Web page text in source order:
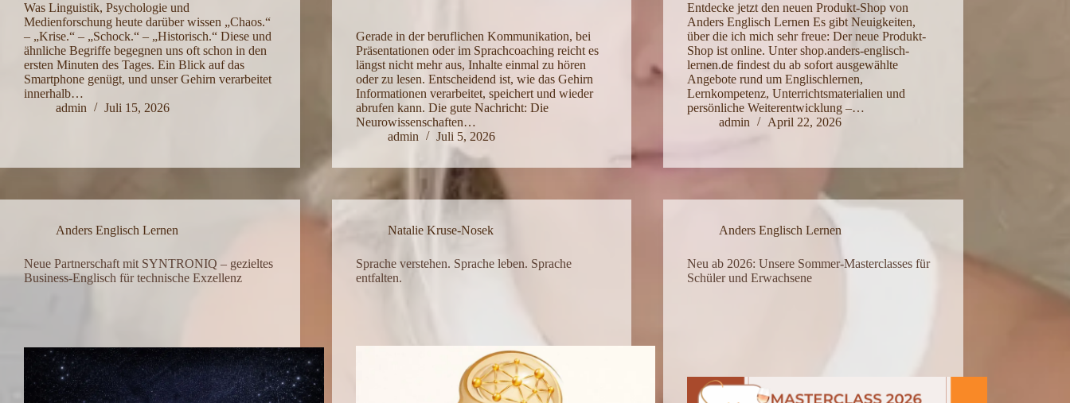
Was Linguistik, Psychologie und
Medienforschung heute darüber wissen „Chaos.“
– „Krise.“ – „Schock.“ – „Historisch.“ Diese und
ähnliche Begriffe begegnen uns oft schon in den
ersten Minuten des Tages. Ein Blick auf das
Smartphone genügt, und unser Gehirn verarbeitet
innerhalb…
admin
Juli 15, 2026
Gerade in der beruflichen Kommunikation, bei
Präsentationen oder im Sprachcoaching reicht es
längst nicht mehr aus, Inhalte einmal zu hören
oder zu lesen. Entscheidend ist, wie das Gehirn
Informationen verarbeitet, speichert und wieder
abrufen kann. Die gute Nachricht: Die
Neurowissenschaften…
admin
Juli 5, 2026
Entdecke jetzt den neuen Produkt-Shop von
Anders Englisch Lernen Es gibt Neuigkeiten,
über die ich mich sehr freue: Der neue Produkt-
Shop ist online. Unter shop.anders-englisch-
lernen.de findest du ab sofort ausgewählte
Angebote rund um Englischlernen,
Lernkompetenz, Unterrichtsmaterialien und
persönliche Weiterentwicklung –…
admin
April 22, 2026
Anders Englisch Lernen
Neue Partnerschaft mit SYNTRONIQ – gezieltes
Business-Englisch für technische Exzellenz
Natalie Kruse-Nosek
Sprache verstehen. Sprache leben. Sprache
entfalten.
Anders Englisch Lernen
Neu ab 2026: Unsere Sommer-Masterclasses für
Schüler und Erwachsene